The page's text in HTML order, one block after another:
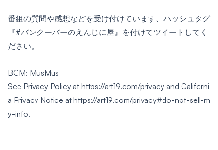
番組の質問や感想などを受け付けています、ハッシュタグ
『#バンクーバーのえんじに屋』を付けてツイートしてく
ださい。
BGM: MusMus
See Privacy Policy at https://art19.com/privacy and Californi
a Privacy Notice at https://art19.com/privacy#do-not-sell-m
y-info.